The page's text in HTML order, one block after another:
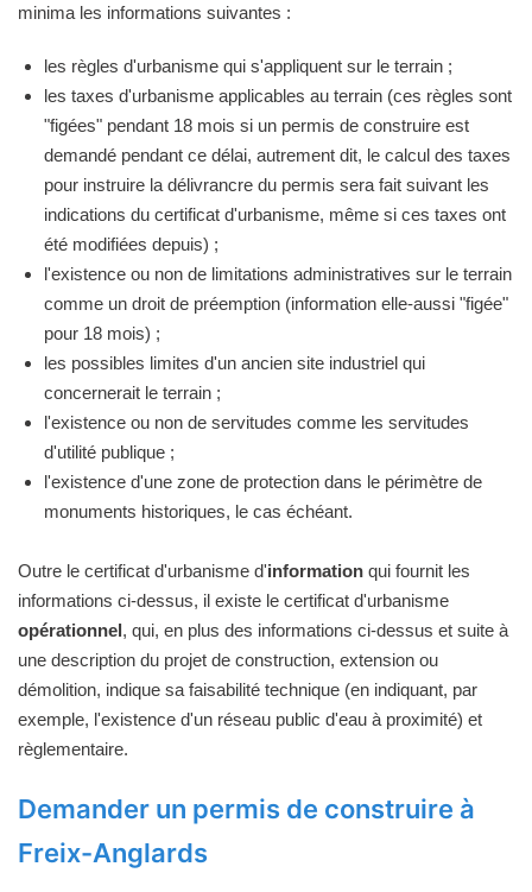
minima les informations suivantes :
les règles d'urbanisme qui s'appliquent sur le terrain ;
les taxes d'urbanisme applicables au terrain (ces règles sont
"figées" pendant 18 mois si un permis de construire est
demandé pendant ce délai, autrement dit, le calcul des taxes
pour instruire la délivrancre du permis sera fait suivant les
indications du certificat d'urbanisme, même si ces taxes ont
été modifiées depuis) ;
l'existence ou non de limitations administratives sur le terrain
comme un droit de préemption (information elle-aussi "figée"
pour 18 mois) ;
les possibles limites d'un ancien site industriel qui
concernerait le terrain ;
l'existence ou non de servitudes comme les servitudes
d'utilité publique ;
l'existence d'une zone de protection dans le périmètre de
monuments historiques, le cas échéant.
Outre le certificat d'urbanisme d'information qui fournit les
informations ci-dessus, il existe le certificat d'urbanisme
opérationnel, qui, en plus des informations ci-dessus et suite à
une description du projet de construction, extension ou
démolition, indique sa faisabilité technique (en indiquant, par
exemple, l'existence d'un réseau public d'eau à proximité) et
règlementaire.
Demander un permis de construire à
Freix-Anglards